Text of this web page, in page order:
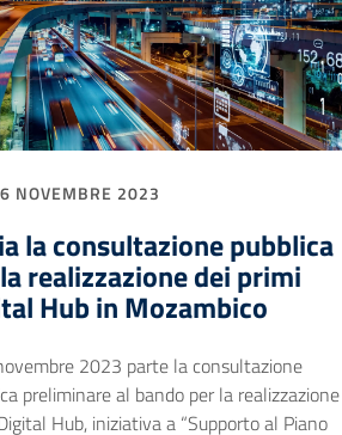
NOVEMBRE 2023
la consultazione pubblica
realizzazione dei primi
Hub in Mozambico
2023 parte la consultazione
preliminare al bando per la realizzazione
Hub, iniziativa a “Supporto al Piano